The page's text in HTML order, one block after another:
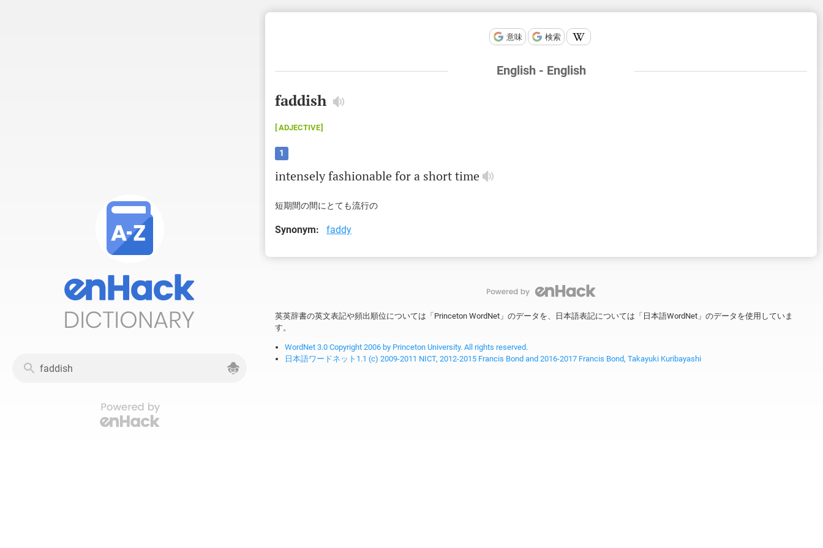
意味 検索
English - English
faddish
ADJECTIVE
1
intenselyfashionable fora shorttime
短期間の間にとても流行の
Synonym: faddy
英英辞書の英文表記や頻出順位については「Princeton WordNet」のデータを、日本語表記については「日本語WordNet」のデータを使用していま
す。
WordNet 3.0 Copyright 2006 by Princeton University. All rights reserved.
日本語ワードネット1.1 (c) 2009-2011 NICT, 2012-2015 Francis Bond and 2016-2017 Francis Bond, Takayuki Kuribayashi